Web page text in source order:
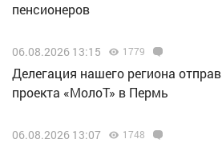
пенсионеров
06.08.2026 13:15 1779
Делегация нашего региона
проекта «МолоТ» в Пермь
06.08.2026 13:07 1748